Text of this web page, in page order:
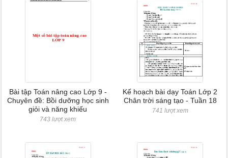
Bài tập Toán nâng cao Lớp 9 -
Chuyên đề: Bồi dưỡng học sinh
giỏi và năng khiếu
743 lượt xem
Kế hoạch bài dạy Toán Lớp 2
Chân trời sáng tạo - Tuần 18
741 lượt xem